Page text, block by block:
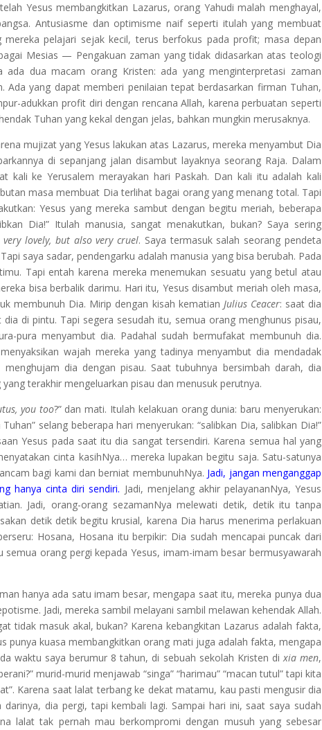
Yesus membangkitkan Lazarus, orang Yahudi malah menghayal,
Antusiasme dan optimisme naif seperti itulah yang membuat
pelajari sejak kecil, terus berfokus pada profit; masa depan
Mesias — Pengakuan zaman yang tidak didasarkan atas teologi
dua macam orang Kristen: ada yang menginterpretasi zaman
Ada yang dapat memberi penilaian tepat berdasarkan firman Tuhan,
adukkan profit diri dengan rencana Allah, karena perbuatan seperti
Tuhan yang kekal dengan jelas, bahkan mungkin merusaknya.
mujizat yang Yesus lakukan atas Lazarus, mereka menyambut Dia
di sepanjang jalan disambut layaknya seorang Raja. Dalam
kali ke Yerusalem merayakan hari Paskah. Dan kali itu adalah kali
masa membuat Dia terlihat bagai orang yang menang total. Tapi
Yesus yang mereka sambut dengan begitu meriah, beberapa
Dia!” Itulah manusia, sangat menakutkan, bukan? Saya sering
lovely, but also very cruel. Saya termasuk salah seorang pendeta
saya sadar, pendengarku adalah manusia yang bisa berubah. Pada
Tapi entah karena mereka menemukan sesuatu yang betul atau
bisa berbalik darimu. Hari itu, Yesus disambut meriah oleh masa,
membunuh Dia. Mirip dengan kisah kematian Julius Ceacer: saat dia
di pintu. Tapi segera sesudah itu, semua orang menghunus pisau,
pura menyambut dia. Padahal sudah bermufakat membunuh dia.
wajah mereka yang tadinya menyambut dia mendadak
dia dengan pisau. Saat tubuhnya bersimbah darah, dia
terakhir mengeluarkan pisau dan menusuk perutnya.
you too?” dan mati. Itulah kelakuan orang dunia: baru menyerukan:
selang beberapa hari menyerukan: “salibkan Dia, salibkan Dia!”
Yesus pada saat itu dia sangat tersendiri. Karena semua hal yang
cinta kasihNya… mereka lupakan begitu saja. Satu-satunya
bagi kami dan berniat membunuhNya. Jadi, jangan menganggap
hanya cinta diri sendiri. Jadi, menjelang akhir pelayananNya, Yesus
Jadi, orang-orang sezamanNya melewati detik, detik itu tanpa
detik detik begitu krusial, karena Dia harus menerima perlakuan
Hosana, Hosana itu berpikir: Dia sudah mencapai puncak dari
orang pergi kepada Yesus, imam-imam besar bermusyawarah
hanya ada satu imam besar, mengapa saat itu, mereka punya dua
Jadi, mereka sambil melayani sambil melawan kehendak Allah.
tidak masuk akal, bukan? Karena kebangkitan Lazarus adalah fakta,
punya kuasa membangkitkan orang mati juga adalah fakta, mengapa
waktu saya berumur 8 tahun, di sebuah sekolah Kristen dixia men,
murid-murid menjawab “singa” “harimau” “macan tutul” tapi kita
Karena saat lalat terbang ke dekat matamu, kau pasti mengusir dia
dia pergi, tapi kembali lagi. Sampai hari ini, saat saya sudah
lalat tak pernah mau berkompromi dengan musuh yang sebesar